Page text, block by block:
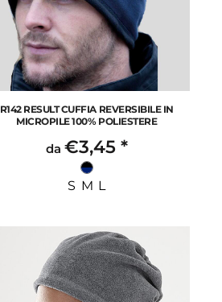
R142 RESULT CUFFIA REVERSIBILE IN
MICROPILE 100% POLIESTERE
da €3,45 *
S M L